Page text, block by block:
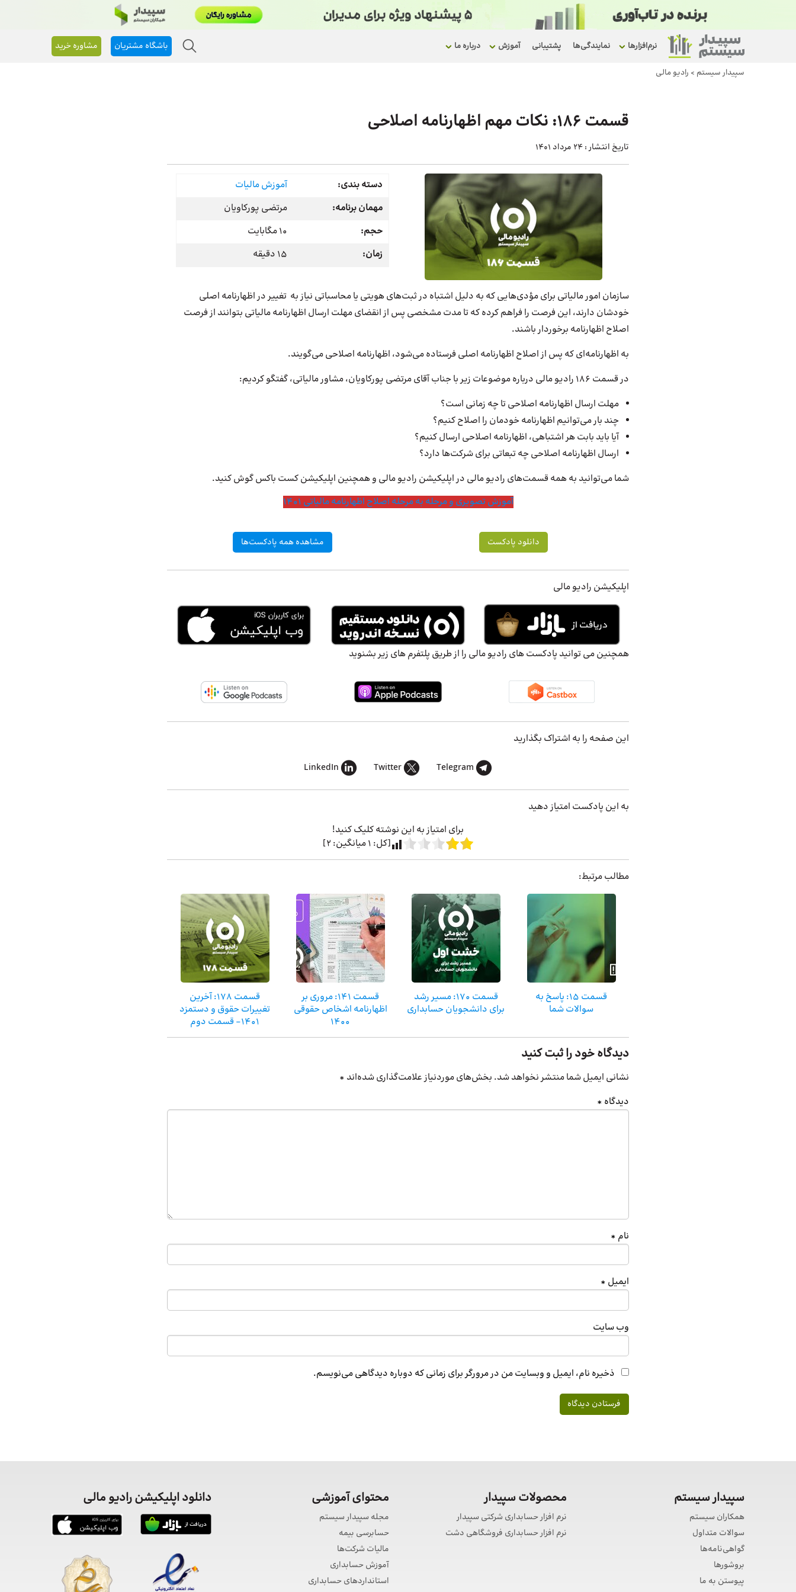
باشگاه مشتریان مشاوره خرید نرم‌افزارها نمایندگی‌ها پشتیبانی آموزش درباره ما
سپیدار سیستم > رادیو مالی
قسمت ۱۸۶: نکات مهم اظهارنامه اصلاحی
تاریخ انتشار : 24 مرداد 1401
دسته بندی:
آموزش مالیات
مهمان برنامه:
مرتضی پورکاویان
حجم:
10 مگابایت
زمان:
15 دقیقه
سازمان امور مالیاتی برای مؤدی‌هایی که به دلیل اشتباه در ثبت‌های هویتی یا محاسباتی نیاز به تغییر در اظهارنامه اصلی
خودشان دارند، این فرصت را فراهم کرده که تا مدت مشخصی پس از انقضای مهلت ارسال اظهارنامه مالیاتی بتوانند از فرصت
اصلاح اظهارنامه برخوردار باشند.
به اظهارنامه‌ای که پس از اصلاح اظهارنامه اصلی فرستاده می‌شود، اظهارنامه اصلاحی می‌گویند.
در قسمت 186 رادیو مالی درباره موضوعات زیر با جناب آقای مرتضی پورکاویان، مشاور مالیاتی، گفتگو کردیم:
مهلت ارسال اظهارنامه اصلاحی تا چه زمانی است؟
چند بار می‌توانیم اظهارنامه خودمان را اصلاح کنیم؟
آیا باید بابت هر اشتباهی، اظهارنامه اصلاحی ارسال کنیم؟
ارسال اظهارنامه اصلاحی چه تبعاتی برای شرکت‌ها دارد؟
شما می‌توانید به همه قسمت‌های رادیو مالی در اپلیکیشن رادیو مالی و همچنین اپلیکیشن کست باکس گوش کنید.
آموزش تصویری و مرحله به مرحله اصلاح اظهارنامه مالیاتی 1401
دانلود پادکست مشاهده همه پادکست‌ها
اپلیکیشن رادیو مالی
همچنین می توانید پادکست های رادیو مالی را از طریق پلتفرم های زیر بشنوید
این صفحه را به اشتراک بگذارید
Telegram
Twitter
LinkedIn
به این پادکست امتیاز دهید
برای امتیاز به این نوشته کلیک کنید!
[کل: 1میانگین: 2
]
مطالب مرتبط:
قسمت 15: پاسخ به
سوالات شما
قسمت ۱۷۰: مسیر رشد
برای دانشجویان حسابداری
قسمت 141: مروری بر
اظهارنامه اشخاص حقوقی
۱۴۰۰
قسمت ۱۷۸: آخرین
تغییرات حقوق و دستمزد
۱۴۰۱- قسمت دوم
دیدگاه خود را ثبت کنید
نشانی ایمیل شما منتشر نخواهد شد. بخش‌های موردنیاز علامت‌گذاری شده‌اند *
دیدگاه *
نام *
ایمیل *
وب‌ سایت
ذخیره نام، ایمیل و وبسایت من در مرورگر برای زمانی که دوباره دیدگاهی می‌نویسم.
سپیدار سیستم
همکاران سیستم
سوالات متداول
گواهی‌نامه‌ها
بروشورها
پیوستن به ما
محصولات سپیدار
نرم افزار حسابداری شرکتی سپیدار
نرم افزار حسابداری فروشگاهی دشت
محتوای آموزشی
مجله سپیدار سیستم
حسابرسی بیمه
مالیات شرکت‌ها
آموزش حسابداری
استانداردهای حسابداری
دانلود اپلیکیشن رادیو مالی